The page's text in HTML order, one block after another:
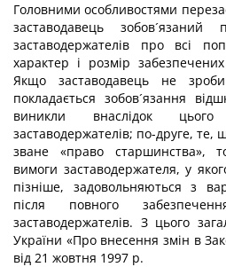
Головними особливостями
заставодавець зобов´язаний
заставодержателів про всі
характер і розмір
Якщо заставодавець не
покладається зобов´язання
виникли внаслідок
заставодержателів; по-друге, те,
зване «право старшинства»,
вимоги заставодержателя, у
пізніше, задовольняються з
після повного
заставодержателів. З цього
України «Про внесення змін в
від 21 жовтня 1997 р.